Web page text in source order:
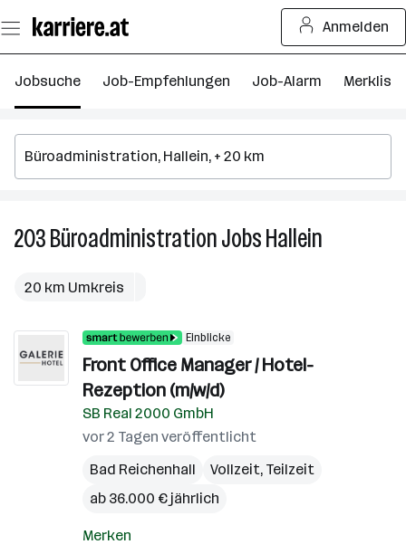
Seiteninhalt
springen
Anmelden
Jobsuche Job-Empfehlungen Job-Alarm Merkliste
203BüroadministrationJobsHallein
20 km Umkreis
Einblicke
Front Office Manager / Hotel-
Rezeption (m/w/d)
SB Real 2000 GmbH
vor 2 Tagen veröffentlicht
Bad Reichenhall
Vollzeit, Teilzeit
ab 36.000 € jährlich
Merken